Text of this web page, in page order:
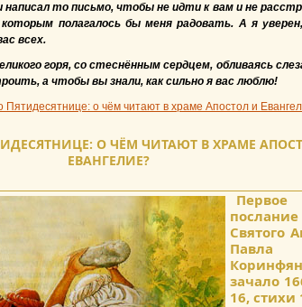
то письмо, чтобы не идти к вам и не
полагалось бы меня радовать. А я
всех.
горя, со стеснённым сердцем, обливаясь
а чтобы вы знали, как сильно я вас люблю!
о чём читают в храме Апостол и
О ЧЁМ ЧИТАЮТ В ХРАМЕ
ЕВАНГЕЛИЕ?
Первое
послание
Святого
зачало
16, стихи